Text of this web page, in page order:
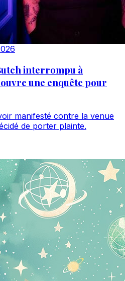
interrompu à
une enquête pour
manifesté contre la venue
de porter plainte.